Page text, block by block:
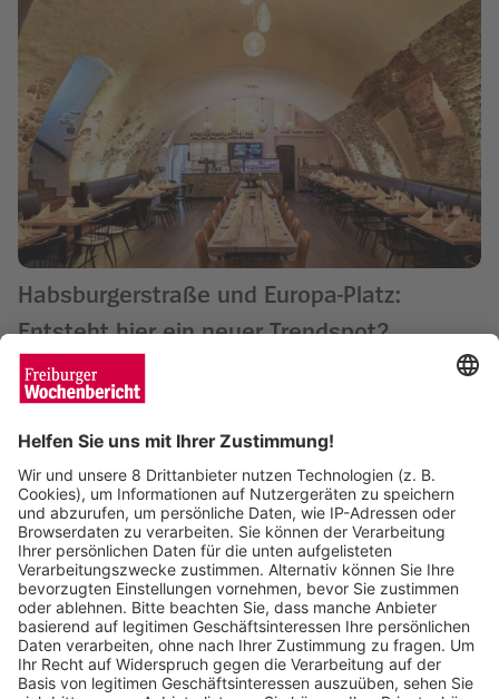
Habsburgerstraße und Europa-Platz:
Entsteht hier ein neuer Trendspot?